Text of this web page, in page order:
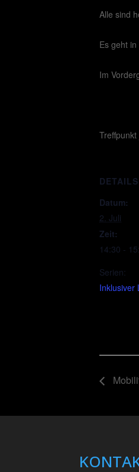
Alle sind
Es geht
Im
DETAILS
Datum:
2. Juli
Zeit:
14:30 -
Serien:
Inklusiver